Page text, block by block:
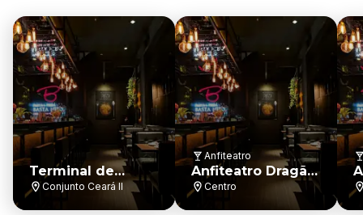
Terminal de
Integração do
Conjunto Ceará
Conjunto Ceará II
Anfiteatro
Anfiteatro Dragão
do Mar
Centro